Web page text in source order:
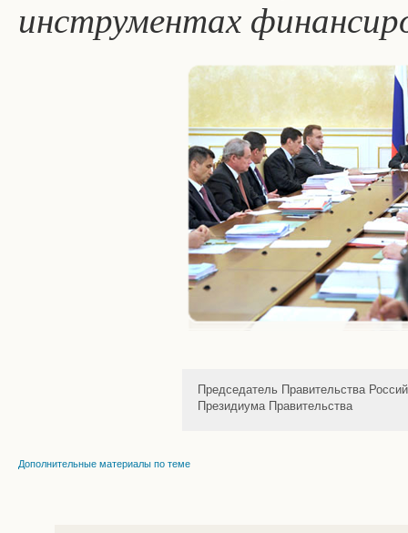
инструментах
Председатель Правительства
Президиума Правительства
Дополнительные материалы по теме